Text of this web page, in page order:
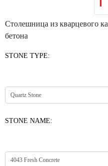
Столешница из кварцевого
бетона
STONE TYPE:
STONE NAME: